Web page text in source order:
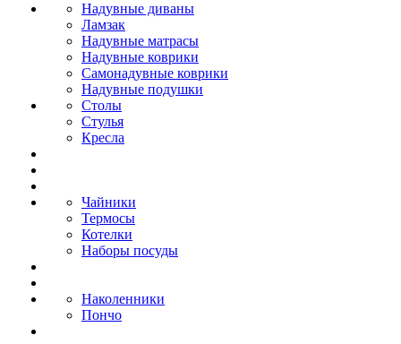
Надувные диваны
Ламзак
Надувные матрасы
Надувные коврики
Самонадувные коврики
Надувные подушки
Столы
Стулья
Кресла
Чайники
Термосы
Котелки
Наборы посуды
Наколенники
Пончо